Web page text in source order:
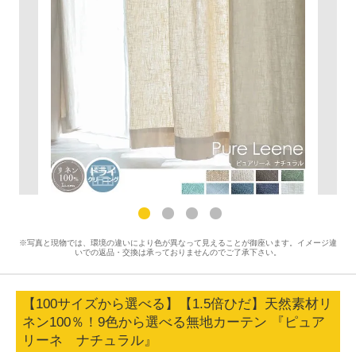
※写真と現物では、環境の違いにより色が異なって見えることが御座います。イメージ違
いでの返品・交換は承っておりませんのでご了承下さい。
【100サイズから選べる】【1.5倍ひだ】天然素材リ
ネン100％！9色から選べる無地カーテン 『ピュア
リーネ ナチュラル』